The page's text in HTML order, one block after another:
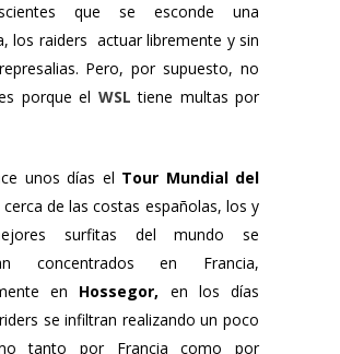
que se esconde una
los raiders actuar libremente y sin
Pero, por supuesto, no
porque el WSL tiene multas por
unos días el Tour Mundial del
de las costas españolas, los y
surfitas del mundo se
concentrados en Francia,
en Hossegor, en los días
se infiltran realizando un poco
tanto por Francia como por